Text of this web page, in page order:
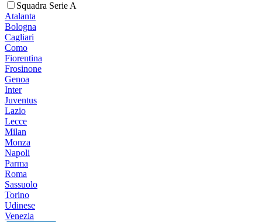
Squadra Serie A
Atalanta
Bologna
Cagliari
Como
Fiorentina
Frosinone
Genoa
Inter
Juventus
Lazio
Lecce
Milan
Monza
Napoli
Parma
Roma
Sassuolo
Torino
Udinese
Venezia